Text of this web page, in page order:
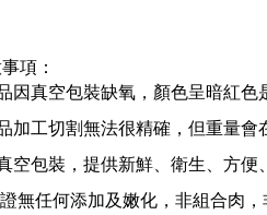
項：
因真空包裝缺氧，顏色呈暗紅色
加工切割無法很精確，但重量會
空包裝，提供新鮮、衛生、方便
無任何添加及嫩化，非組合肉，